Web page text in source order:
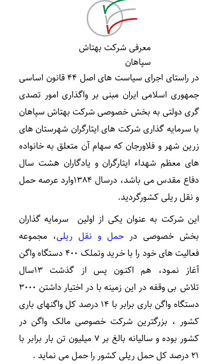
معرفی شرکت بهتاش
سپاهان
در راستای اجرای سیاست های اصل ۴۴ قانون اساسی
جمهوری اسلامی ایران مبنی بر واگذاری امور تصدی
گری دولتی به بخش خصوصی شرکت بهتاش سپاهان
با سرمایه گذاری شرکت های ایثارگران شهرستان های
زرین شهر و فلاورجان که سهام آن متعلق به خانواده
های معظم شهداء ایثارگران و یادگاران هشت سال
دفاع مقدس می باشد، درسال ۱۳۸۴وارد عرصه حمل
و نقل ریلی کشورگردید.
این شرکت به عنوان یکی از اولین سرمایه گذاران
بخش خصوصی در حمل و نقل ریلی، مجموعه
فعالیت های خود را با خـرید وتملک ۴۰۰ دستگاه واگن
آغاز نمـود، هم اکنـون پس از گذشت ۱۳سال
تلاش بی وقفه در این زمینه با در اختیار داشتن ۳۰۰۰
دستگاه واگن باری برابر با ۱۴ درصد کل واگنهای باری
کشور ، بزرگترین شرکت خصوصی مالک واگن در
کشور بوده و سالیانه بالغ بر ۷ میلیون تن بار برابر با
۲۱ درصد کل حمل ریلی کشور را حمل می نماید .